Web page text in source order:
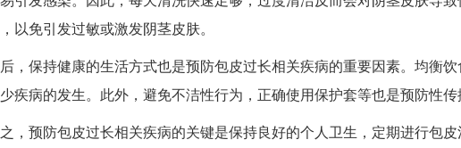
以免引发过敏或激发阴茎皮肤。
保持健康的生活方式也是预防包皮过长相关疾病的重要因素。均衡饮
疾病的发生。此外，避免不洁性行为，正确使用保护套等也是预防性传
预防包皮过长相关疾病的关键是保持良好的个人卫生，定期进行包皮